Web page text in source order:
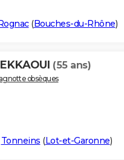
(Bouches-du-Rhône)
(55 ans)
obsèques
Tonneins (Lot-et-Garonne)